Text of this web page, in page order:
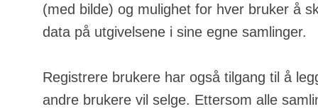
(med bilde) og mulighet for hver bruker å
data på utgivelsene i sine egne samlinger.
Registrere brukere har også tilgang til å
andre brukere vil selge. Ettersom alle